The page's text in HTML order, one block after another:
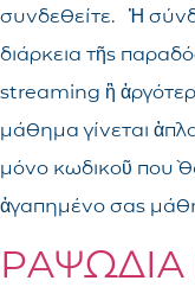
συνδεθείτε. Ἡ
διάρκεια τῆς
streaming ἢ
μάθημα γίνεται
μόνο κωδικοῦ ποὺ
ἀγαπημένο σας
ΡΑΨΩΔΙΑ